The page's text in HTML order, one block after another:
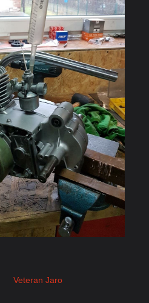
Veteran Jaro